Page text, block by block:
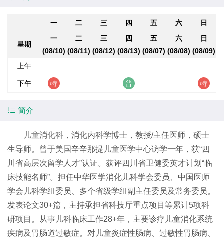
一 二 三 四 五 六 日
星期
一
(08/10)
二
(08/11)
三
(08/12)
四
(08/13)
五
(08/07)
六
(08/08)
日
(08/09)
上午
下午
 简介
儿童消化科 ，消化内科学博士，教授/主任医师，硕士
生导师。曾于美国辛辛那提儿童医学中心访学一年，获“四
川省高层次留学人才”认证。获评四川省卫健委英才计划“临
床技能名师”。担任中华医学消化儿科学会委员、中国医师
学会儿科学组委员、多个省级学组副主任委员及常务委员。
发表论文30+篇，主持承担省科技厅重点项目等累计5项科
研项目。从事儿科临床工作28+年，主要诊疗儿童消化系统
疾病及胃肠道过敏症。对儿童炎症性肠病、过敏性胃肠病、